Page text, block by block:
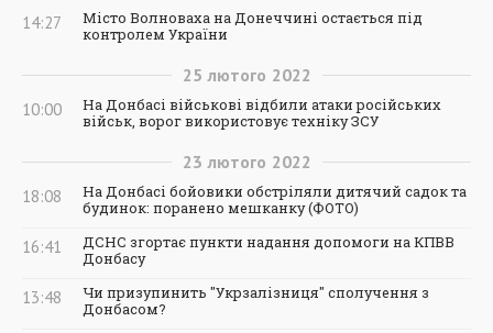
14:27
Місто Волноваха на Донеччині остається під
контролем України
25 лютого 2022
10:00
На Донбасі військові відбили атаки російських
військ, ворог використовує техніку ЗСУ
23 лютого 2022
18:08
На Донбасі бойовики обстріляли дитячий садок та
будинок: поранено мешканку (ФОТО)
16:41
ДСНС згортає пункти надання допомоги на КПВВ
Донбасу
13:48
Чи призупинить "Укрзалізниця" сполучення з
Донбасом?